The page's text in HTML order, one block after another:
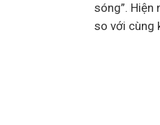
sóng”.
so với cùng